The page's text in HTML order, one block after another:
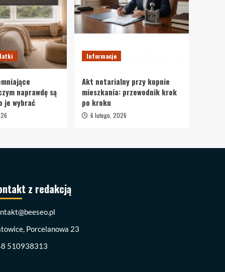
naprawdę są
je wybrać
Informacje
Akt notarialny przy kupnie
mieszkania: przewodnik krok
po kroku
6 lutego, 2026
z redakcją
Porcelanowa 23
510938313